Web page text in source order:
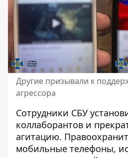
Другие призывали к
агрессора
Сотрудники СБУ
коллаборантов и
агитацию.
мобильные телефоны,